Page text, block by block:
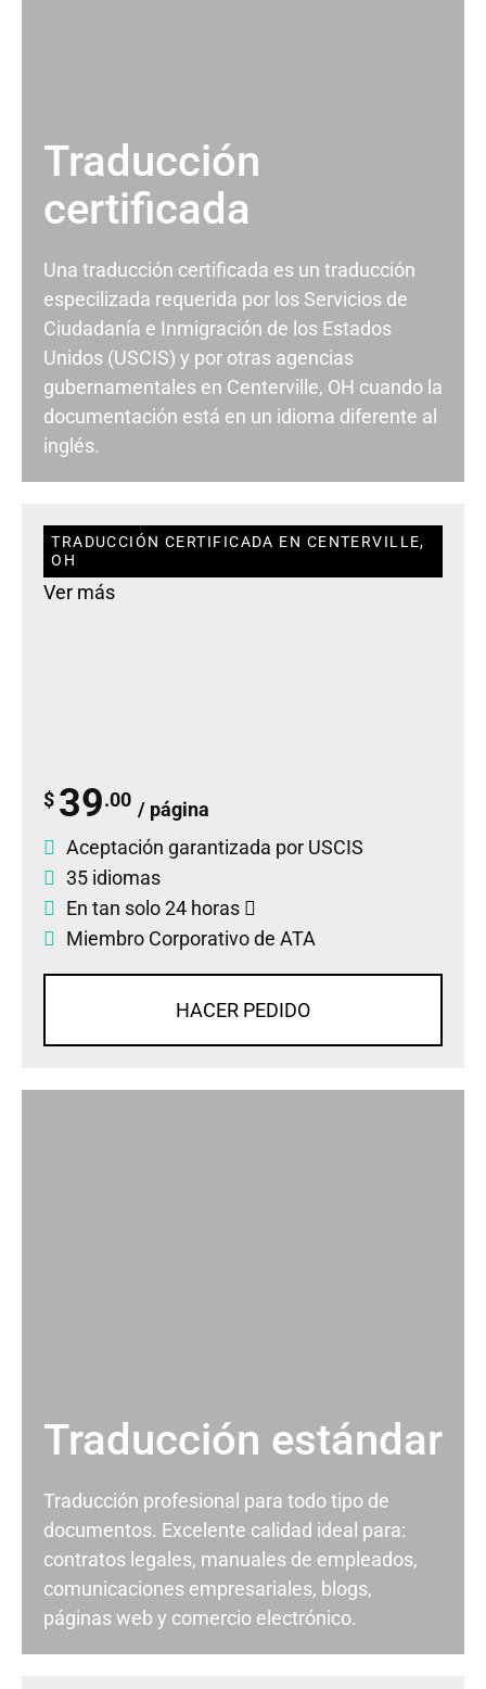
Traducción
certificada
Una traducción certificada es un traducción
especilizada requerida por los Servicios de
Ciudadanía e Inmigración de los Estados
Unidos (USCIS) y por otras agencias
gubernamentales en Centerville, OH cuando la
documentación está en un idioma diferente al
inglés.
TRADUCCIÓN CERTIFICADA EN CENTERVILLE,
OH
Ver más
$ 39.00 / página
Aceptación garantizada por USCIS
35 idiomas
En tan solo 24 horas
Miembro Corporativo de ATA
HACER PEDIDO
Traducción estándar
Traducción profesional para todo tipo de
documentos. Excelente calidad ideal para:
contratos legales, manuales de empleados,
comunicaciones empresariales, blogs,
páginas web y comercio electrónico.